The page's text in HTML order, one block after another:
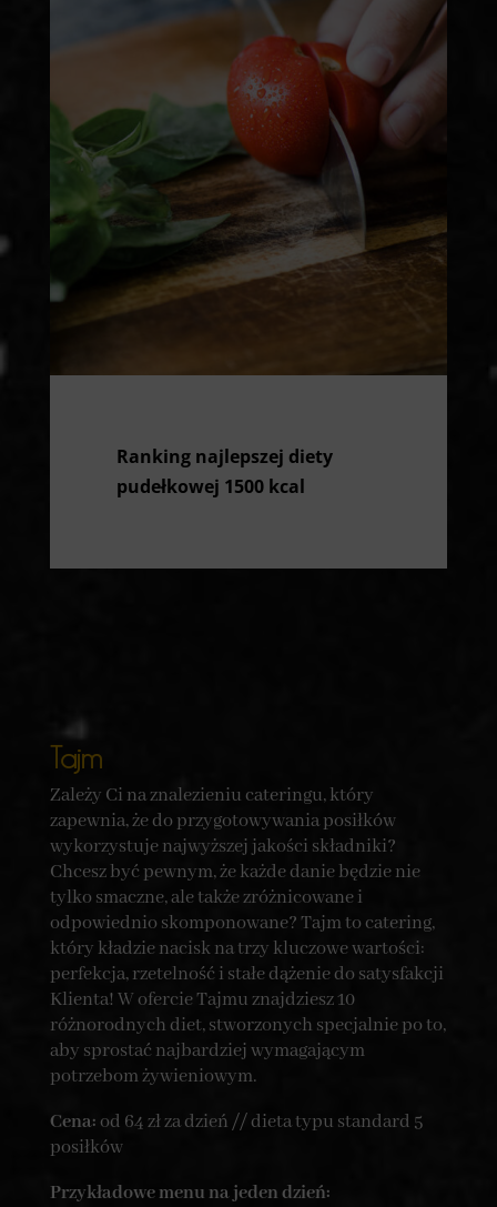
Ranking najlepszej diety
pudełkowej 1500 kcal
Tajm
Zależy Ci na znalezieniu cateringu, który
zapewnia, że do przygotowywania posiłków
wykorzystuje najwyższej jakości składniki?
Chcesz być pewnym, że każde danie będzie nie
tylko smaczne, ale także zróżnicowane i
odpowiednio skomponowane? Tajm to catering,
który kładzie nacisk na trzy kluczowe wartości:
perfekcja, rzetelność i stałe dążenie do satysfakcji
Klienta! W ofercie Tajmu znajdziesz 10
różnorodnych diet, stworzonych specjalnie po to,
aby sprostać najbardziej wymagającym
potrzebom żywieniowym.
Cena: od 64 zł za dzień // dieta typu standard 5
posiłków
Przykładowe menu na jeden dzień: